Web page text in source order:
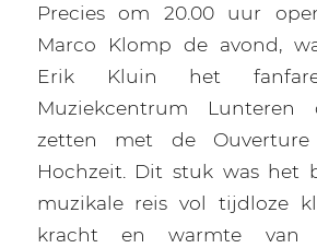
Precies om 20.00 uur
Marco Klomp de avond,
Erik Kluin het
Muziekcentrum
zetten met de Ouverture
Hochzeit. Dit stuk was het
muzikale reis vol tijdloze
kracht en warmte van